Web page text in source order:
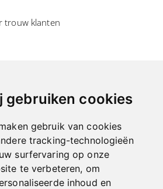
gebruiken cookies
gebruik van cookies
tracking-technologieën
surfervaring op onze
te verbeteren, om
inhoud en
trouw klanten
Voordelen, toepassingen en
in huidverzorgingsproducten
op de meest natuurlijke manier